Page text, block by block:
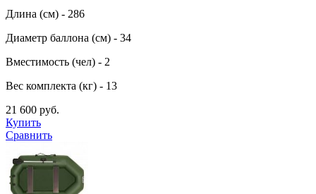
Длина (см) - 286
Диаметр баллона (см) - 34
Вместимость (чел) - 2
Вес комплекта (кг) - 13
21 600 руб.
Купить
Сравнить